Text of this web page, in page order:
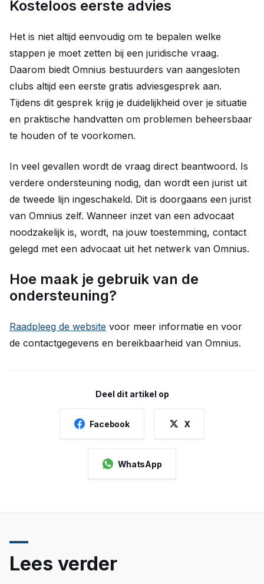
Kosteloos eerste advies
Het is niet altijd eenvoudig om te bepalen welke
stappen je moet zetten bij een juridische vraag.
Daarom biedt Omnius bestuurders van aangesloten
clubs altijd een eerste gratis adviesgesprek aan.
Tijdens dit gesprek krijg je duidelijkheid over je situatie
en praktische handvatten om problemen beheersbaar
te houden of te voorkomen.
In veel gevallen wordt de vraag direct beantwoord. Is
verdere ondersteuning nodig, dan wordt een jurist uit
de tweede lijn ingeschakeld. Dit is doorgaans een jurist
van Omnius zelf. Wanneer inzet van een advocaat
noodzakelijk is, wordt, na jouw toestemming, contact
gelegd met een advocaat uit het netwerk van Omnius.
Hoe maak je gebruik van de
ondersteuning?
Raadpleeg de website voor meer informatie en voor
de contactgegevens en bereikbaarheid van Omnius.
Deel dit artikel op
Facebook X
WhatsApp
Lees verder